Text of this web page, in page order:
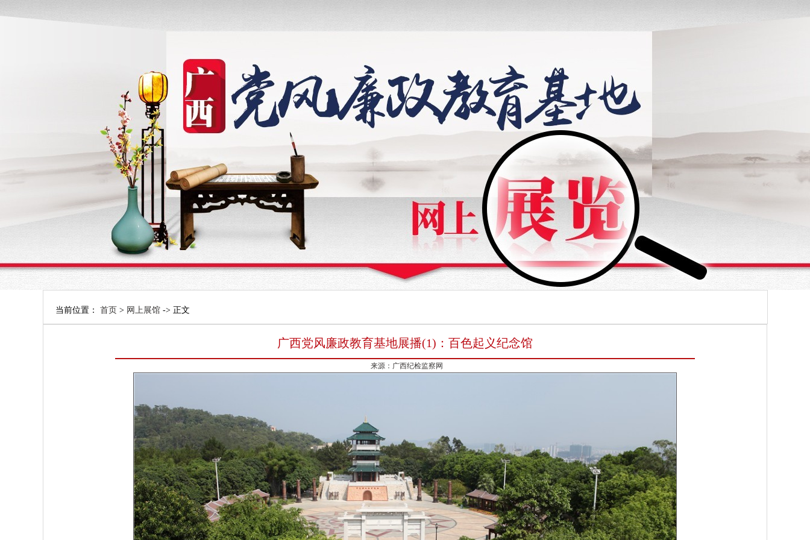
当前位置： 首页 > 网上展馆-> 正文
广西党风廉政教育基地展播(1)：百色起义纪念馆
来源：广西纪检监察网